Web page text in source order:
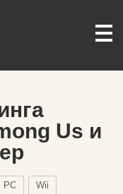
Us и
PC Wii